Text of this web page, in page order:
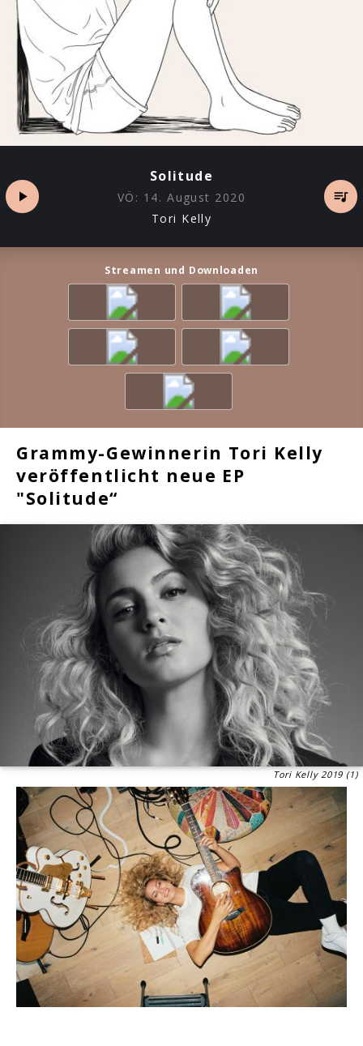
Solitude
VÖ: 14. August 2020
Tori Kelly
Streamen und Downloaden
Grammy-Gewinnerin Tori Kelly
veröffentlicht neue EP
"Solitude“
Tori Kelly 2019 (1)